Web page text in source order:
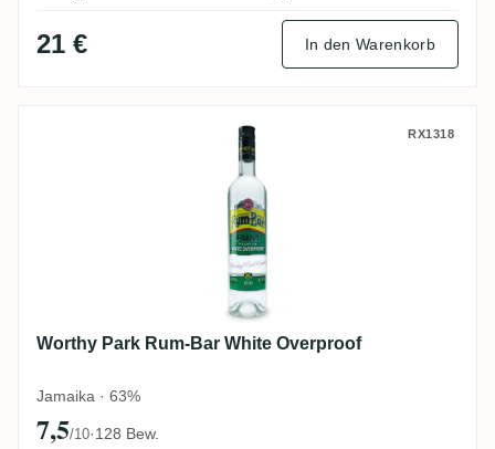
21 € In den Warenkorb
Worthy Park Rum-Bar White Overproof
RX1318
Worthy Park Rum-Bar White Overproof
Jamaika · 63%
7,5/10·128 Bew.